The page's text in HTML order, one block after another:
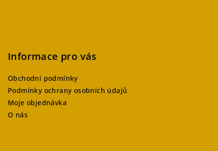
Informace pro vás
Obchodní podmínky
Podmínky ochrany osobních údajů
Moje objednávka
O nás